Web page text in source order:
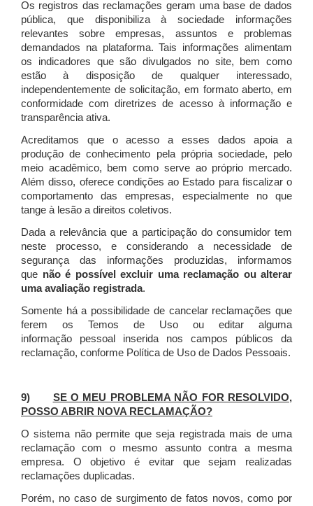
Os registros das reclamações geram uma base de dados
pública, que disponibiliza à sociedade informações
relevantes sobre empresas, assuntos e problemas
demandados na plataforma. Tais informações alimentam
os indicadores que são divulgados no site, bem como
estão à disposição de qualquer interessado,
independentemente de solicitação, em formato aberto, em
conformidade com diretrizes de acesso à informação e
transparência ativa.
Acreditamos que o acesso a esses dados apoia a
produção de conhecimento pela própria sociedade, pelo
meio acadêmico, bem como serve ao próprio mercado.
Além disso, oferece condições ao Estado para fiscalizar o
comportamento das empresas, especialmente no que
tange à lesão a direitos coletivos.
Dada a relevância que a participação do consumidor tem
neste processo, e considerando a necessidade de
segurança das informações produzidas, informamos
que não é possível excluir uma reclamação ou alterar
uma avaliação registrada.
Somente há a possibilidade de cancelar reclamações que
ferem os Temos de Uso ou editar alguma
informação pessoal inserida nos campos públicos da
reclamação, conforme Política de Uso de Dados Pessoais.
9) SE O MEU PROBLEMA NÃO FOR RESOLVIDO,
POSSO ABRIR NOVA RECLAMAÇÃO?
O sistema não permite que seja registrada mais de uma
reclamação com o mesmo assunto contra a mesma
empresa. O objetivo é evitar que sejam realizadas
reclamações duplicadas.
Porém, no caso de surgimento de fatos novos, como por